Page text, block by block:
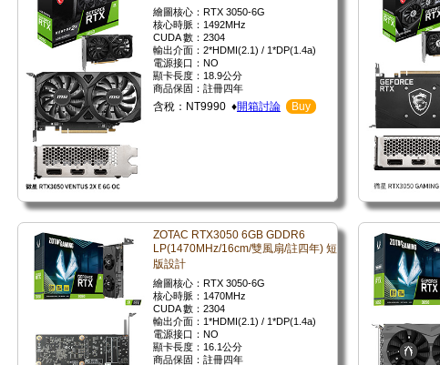
繪圖核心：RTX 3050-6G
核心時脈：1492MHz
CUDA 數：2304
輸出介面：2*HDMI(2.1) / 1*DP(1.4a)
電源接口：NO
顯卡長度：18.9公分
商品保固：註冊四年
含稅：NT9990 ♦開箱討論 Buy
ZOTAC RTX3050 6GB GDDR6
LP(1470MHz/16cm/雙風扇/註四年) 短
版設計
繪圖核心：RTX 3050-6G
核心時脈：1470MHz
CUDA 數：2304
輸出介面：1*HDMI(2.1) / 1*DP(1.4a)
電源接口：NO
顯卡長度：16.1公分
商品保固：註冊四年